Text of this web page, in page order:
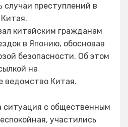
случаи преступлений в
китайским гражданам
в Японию, обосновав
безопасности. Об этом
на
ведомство Китая.
ситуация с общественным
участились